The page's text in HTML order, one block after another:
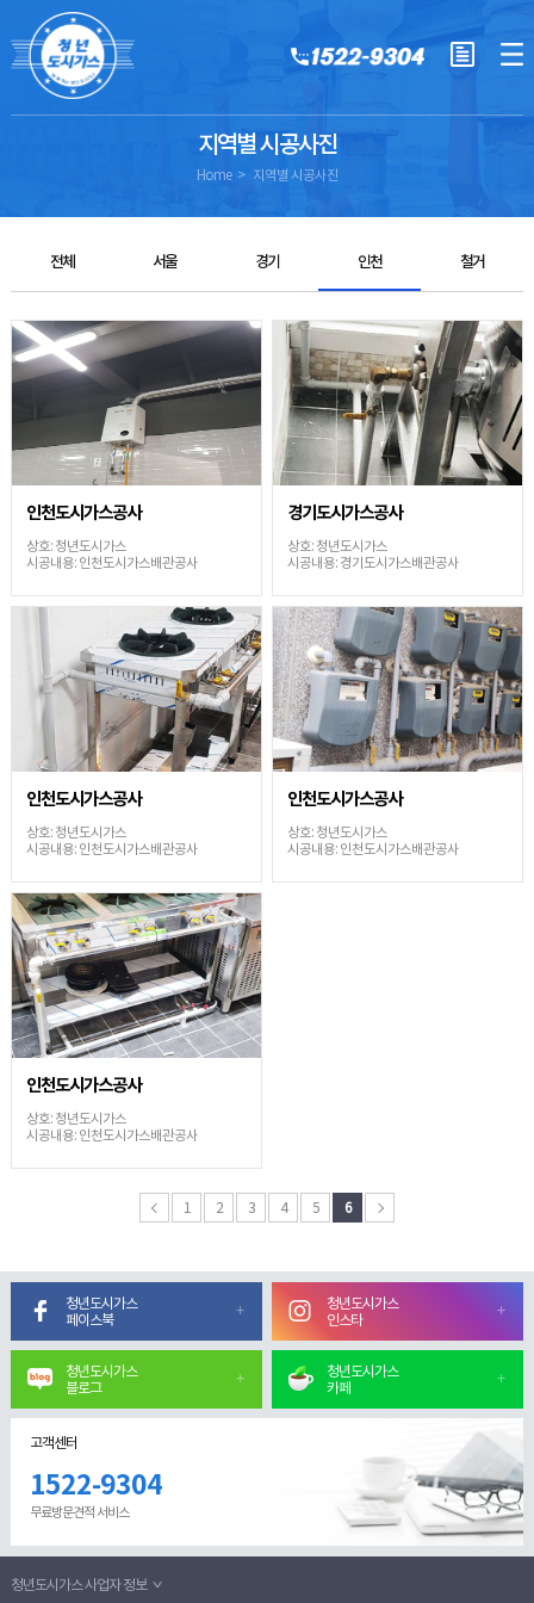
지역별 시공사진
Home 지역별 시공사진
전체 서울 경기 인천 철거
인천도시가스공사
상호: 청년도시가스
시공내용: 인천도시가스배관공사
경기도시가스공사
상호: 청년도시가스
시공내용: 경기도시가스배관공사
인천도시가스공사
상호: 청년도시가스
시공내용: 인천도시가스배관공사
인천도시가스공사
상호: 청년도시가스
시공내용: 인천도시가스배관공사
인천도시가스공사
상호: 청년도시가스
시공내용: 인천도시가스배관공사
1 2 3 4 5 6
청년도시가스
페이스북
청년도시가스
인스타
청년도시가스
블로그
청년도시가스
카페
고객센터
1522-9304
무료방문견적 서비스
청년도시가스 사업자 정보